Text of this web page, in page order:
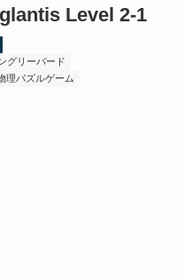
Level 2-1
グリーバード
理パズルゲーム